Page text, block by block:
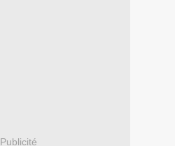
Publicité